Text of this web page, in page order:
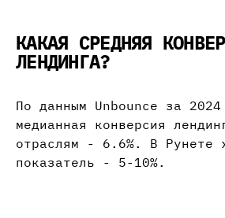
КАКАЯ СРЕДНЯЯ
ЛЕНДИНГА?
По данным Unbounce за
медианная конверсия
отраслям - 6.6%. В Рунете
показатель - 5-10%.